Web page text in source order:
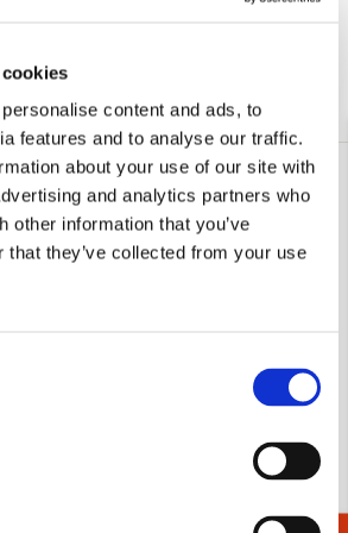
content and ads, to
features and to analyse our traffic.
about your use of our site with
and analytics partners who
other information that you’ve
that they’ve collected from your use
voor haar
Toevoegen
aan
verlanglijst